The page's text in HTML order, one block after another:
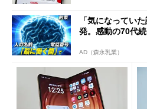
「気になってい
発。感動の70代
AD（森永乳業）